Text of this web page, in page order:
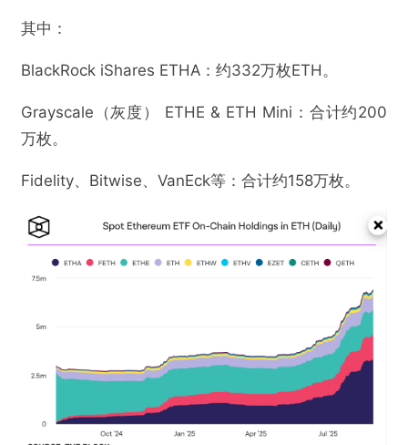
其中：
BlackRock iShares ETHA：约332万枚ETH。
Grayscale（灰度） ETHE & ETH Mini：合计约200
万枚。
Fidelity、Bitwise、VanEck等：合计约158万枚。